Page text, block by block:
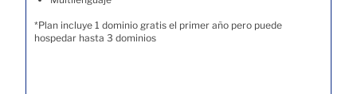
*Plan incluye 1 dominio gratis el primer año pero puede
hospedar hasta 3 dominios